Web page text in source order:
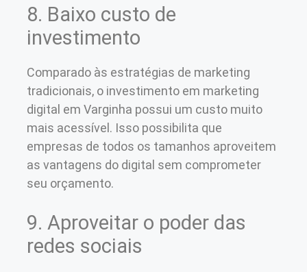
8. Baixo custo de
investimento
Comparado às estratégias de marketing
tradicionais, o investimento em marketing
digital em Varginha possui um custo muito
mais acessível. Isso possibilita que
empresas de todos os tamanhos aproveitem
as vantagens do digital sem comprometer
seu orçamento.
9. Aproveitar o poder das
redes sociais